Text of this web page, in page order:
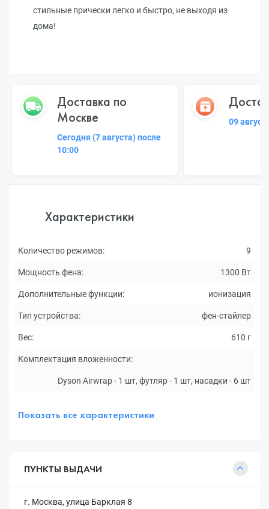
стильные прически легко и быстро, не выходя из
дома!
Доставка по
Москве
Сегодня (7 августа) после
10:00
09
Характеристики
Количество режимов: 9
Мощность фена: 1300 Вт
Дополнительные функции: ионизация
Тип устройства: фен-стайлер
Вес: 610 г
Комплектация вложенности:
Dyson Airwrap - 1 шт, футляр - 1 шт, насадки - 6 шт
Показать все характеристики
ПУНКТЫ ВЫДАЧИ
г. Москва, улица Барклая 8